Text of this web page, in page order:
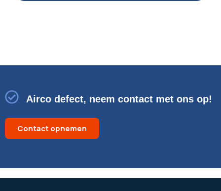
Airco defect, neem contact met ons op!
Contact opnemen